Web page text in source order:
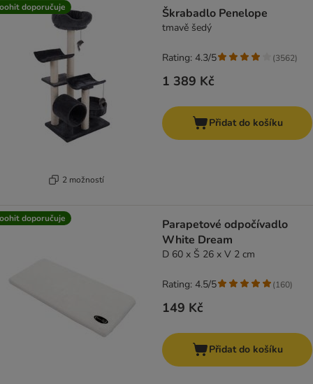
doporučuje
2 možností
Škrabadlo Penelope
tmavě šedý
1 389 Kč
Rating: 4.3/5 (3562)
Přidat do košíku
doporučuje
Parapetové odpočívadlo
White Dream
D 60 x Š 26 x V 2 cm
149 Kč
Rating: 4.5/5 (160)
Přidat do košíku